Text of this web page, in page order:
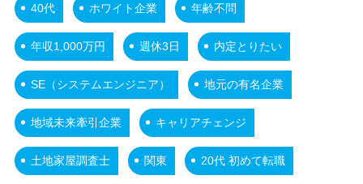
40代 ホワイト企業 年齢不問
年収1,000万円 週休3日 内定とりたい
SE（システムエンジニア） 地元の有名企業
地域未来牽引企業 キャリアチェンジ
土地家屋調査士 関東 20代 初めて転職